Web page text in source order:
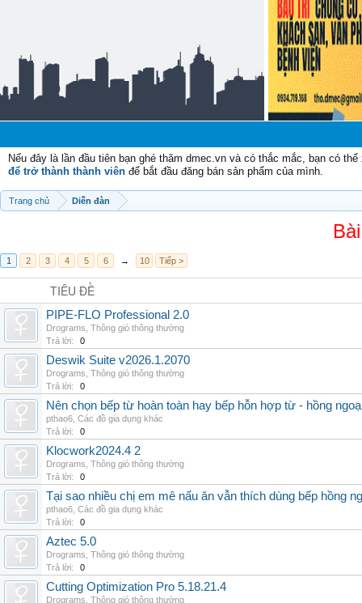
Nếu đây là lần đầu tiên bạn ghé thăm dmec.vn và có thắc mắc, bạn có
để trở thành thành viên để bắt đầu đăng bán sản phẩm của mình.
Trang chủ Diễn đàn
1 2 3 4 5 6 → 10 Tiếp >
TIÊU ĐỀ
PIPE-FLO Professional 2.0
Drograms Thông gió thông thường
Trả lời:
0
Deswik Suite v2026.1.2070
Drograms Thông gió thông thường
Trả lời:
0
Nên chọn bếp từ hoàn toàn hay bếp hỗn hợp từ - hồng
pthao6 Các đồ gia dụng khác
Trả lời:
0
Klocwork2024.4 2
Drograms Thông gió thông thường
Trả lời:
0
Tại sao nhiều chị em mê nấu ăn vẫn thích dùng bếp hồng
pthao6 Các đồ gia dụng khác
Trả lời:
0
Aztec 5.0
Drograms Thông gió thông thường
Trả lời:
0
Cutting Optimization Pro 5.18.21.4
Drograms Thông gió thông thường